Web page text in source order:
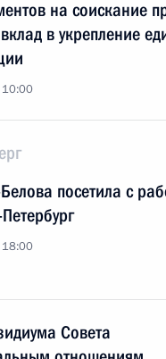
на соискание
в укрепление
10:00
посетила с
18:00
Совета